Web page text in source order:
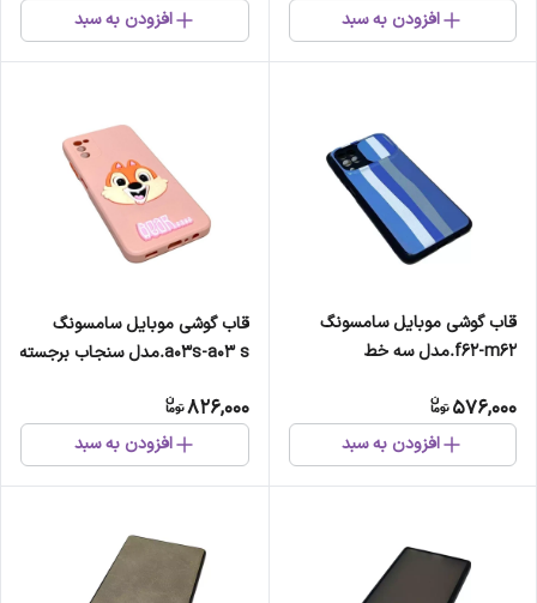
افزودن به سبد افزودن به سبد
قاب گوشی موبایل سامسونگ
f62-m62.مدل سه خط
576,000
افزودن به سبد
قاب گوشی موبایل سامسونگ
a03s-a03 s.مدل سنجاب برجسته
826,000
افزودن به سبد